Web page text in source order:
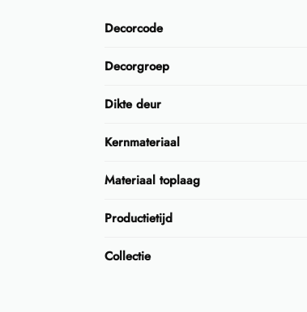
Decorcode
Decorgroep
Dikte deur
Kernmateriaal
Materiaal toplaag
Productietijd
Collectie